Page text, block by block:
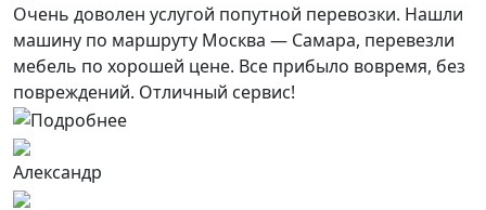
Очень доволен услугой попутной перевозки. Нашли
машину по маршруту Москва — Самара, перевезли
мебель по хорошей цене. Все прибыло вовремя, без
повреждений. Отличный сервис!
Александр